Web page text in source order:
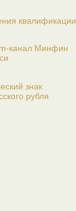
квалификации
канал Минфин
знак
рубля